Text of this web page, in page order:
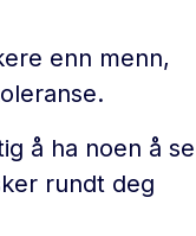
enn menn,
å ha noen å se
rundt deg